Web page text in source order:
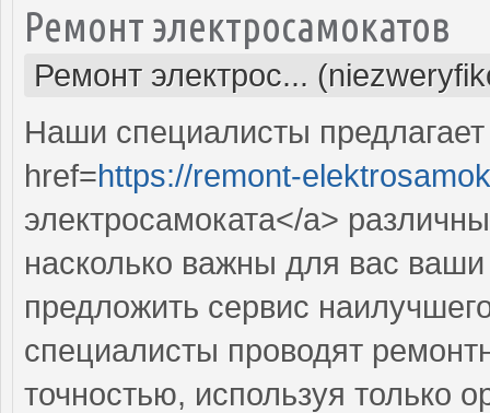
Ремонт электросамокатов
Ремонт электрос...
Наши специалисты
href=https://remont-
электросамоката</a>
насколько важны для вас ваши
предложить сервис
специалисты проводят
точностью, используя только